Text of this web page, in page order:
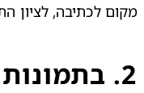
מקום לכתיבה, לציון
2
. בתמונות